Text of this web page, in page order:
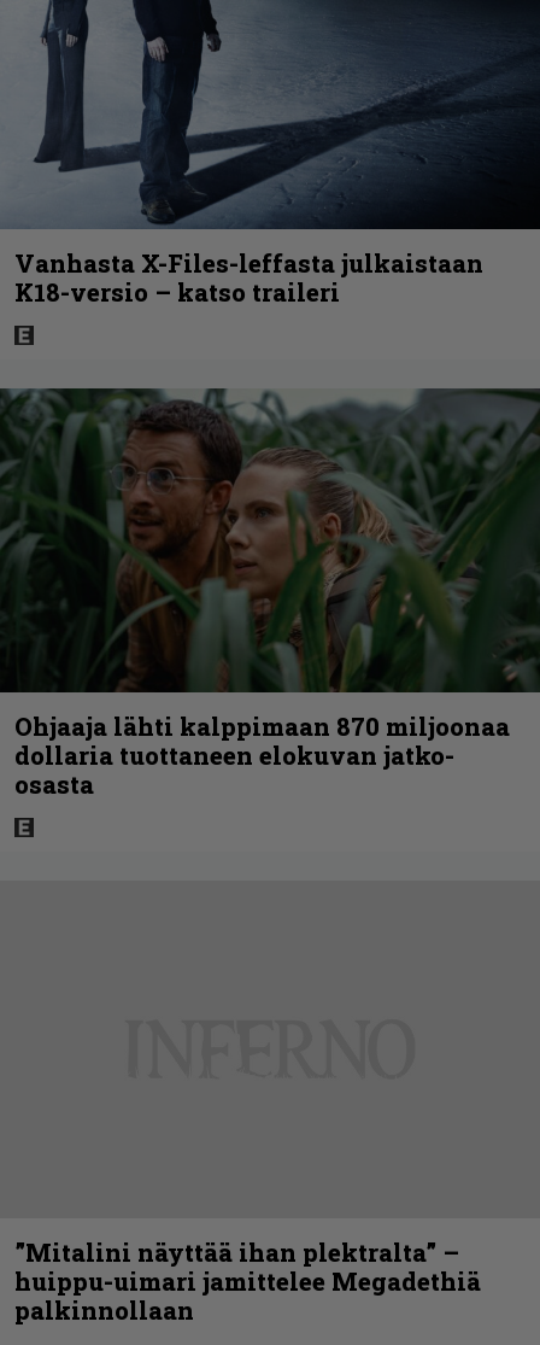
Vanhasta X-Files-leffasta julkaistaan
K18-versio – katso traileri
Ohjaaja lähti kalppimaan 870 miljoonaa
dollaria tuottaneen elokuvan jatko-
osasta
”Mitalini näyttää ihan plektralta” –
huippu-uimari jamittelee Megadethiä
palkinnollaan